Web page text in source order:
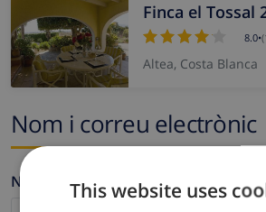
Finca el Tossal
8.0•
Altea, Costa Blanca
Nom i correu electrònic
Nom * This website uses